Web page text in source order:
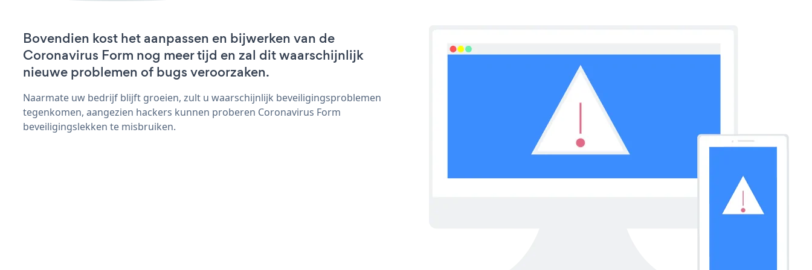
Bovendien kost het aanpassen en bijwerken van de
Coronavirus Form nog meer tijd en zal dit waarschijnlijk
nieuwe problemen of bugs veroorzaken.
Naarmate uw bedrijf blijft groeien, zult u waarschijnlijk beveiligingsproblemen
tegenkomen, aangezien hackers kunnen proberen Coronavirus Form
beveiligingslekken te misbruiken.